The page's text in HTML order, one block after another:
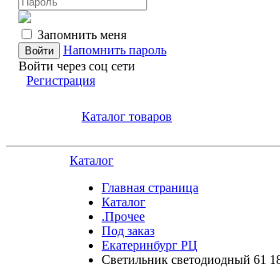
Запомнить меня
Напомнить пароль
Войти через соц сети
Регистрация
Каталог товаров
Каталог
Главная страница
Каталог
.Прочее
Под заказ
Екатеринбург РЦ
Светильник светодиодный 61